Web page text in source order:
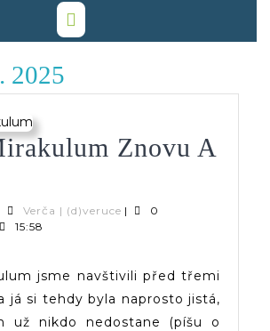
2025
Znovu A
1.
Verča | (d)veruceVerča
|
0
15:58
jsme navštivili před třemi
já si tehdy byla naprosto jistá,
už nikdo nedostane (píšu o